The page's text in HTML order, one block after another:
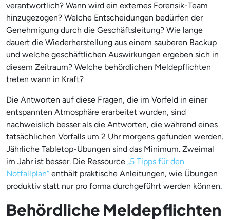
verantwortlich? Wann wird ein externes Forensik-Team
hinzugezogen? Welche Entscheidungen bedürfen der
Genehmigung durch die Geschäftsleitung? Wie lange
dauert die Wiederherstellung aus einem sauberen Backup
und welche geschäftlichen Auswirkungen ergeben sich in
diesem Zeitraum? Welche behördlichen Meldepflichten
treten wann in Kraft?
Die Antworten auf diese Fragen, die im Vorfeld in einer
entspannten Atmosphäre erarbeitet wurden, sind
nachweislich besser als die Antworten, die während eines
tatsächlichen Vorfalls um 2 Uhr morgens gefunden werden.
Jährliche Tabletop-Übungen sind das Minimum. Zweimal
im Jahr ist besser. Die Ressource „5 Tipps für den
Notfallplan“ enthält praktische Anleitungen, wie Übungen
produktiv statt nur pro forma durchgeführt werden können.
Behördliche Meldepflichten